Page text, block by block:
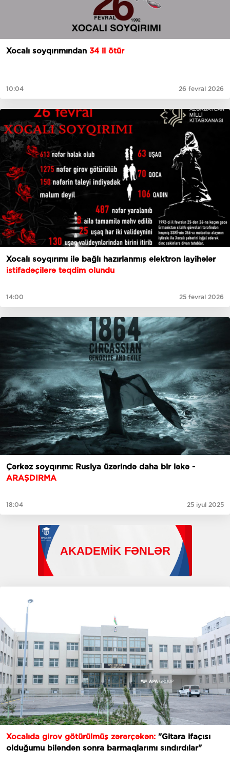
Xocalı soyqırımından 34 il ötür
10:04 26 fevral 2026
Xocalı soyqırımı ilə bağlı hazırlanmış elektron layihələr
istifadəçilərə təqdim olundu
14:00 25 fevral 2026
Çərkəz soyqırımı: Rusiya üzərində daha bir ləkə -
ARAŞDIRMA
18:04 25 iyul 2025
Xocalıda girov götürülmüş zərərçəkən: "Gitara ifaçısı
olduğumu biləndən sonra barmaqlarımı sındırdılar"